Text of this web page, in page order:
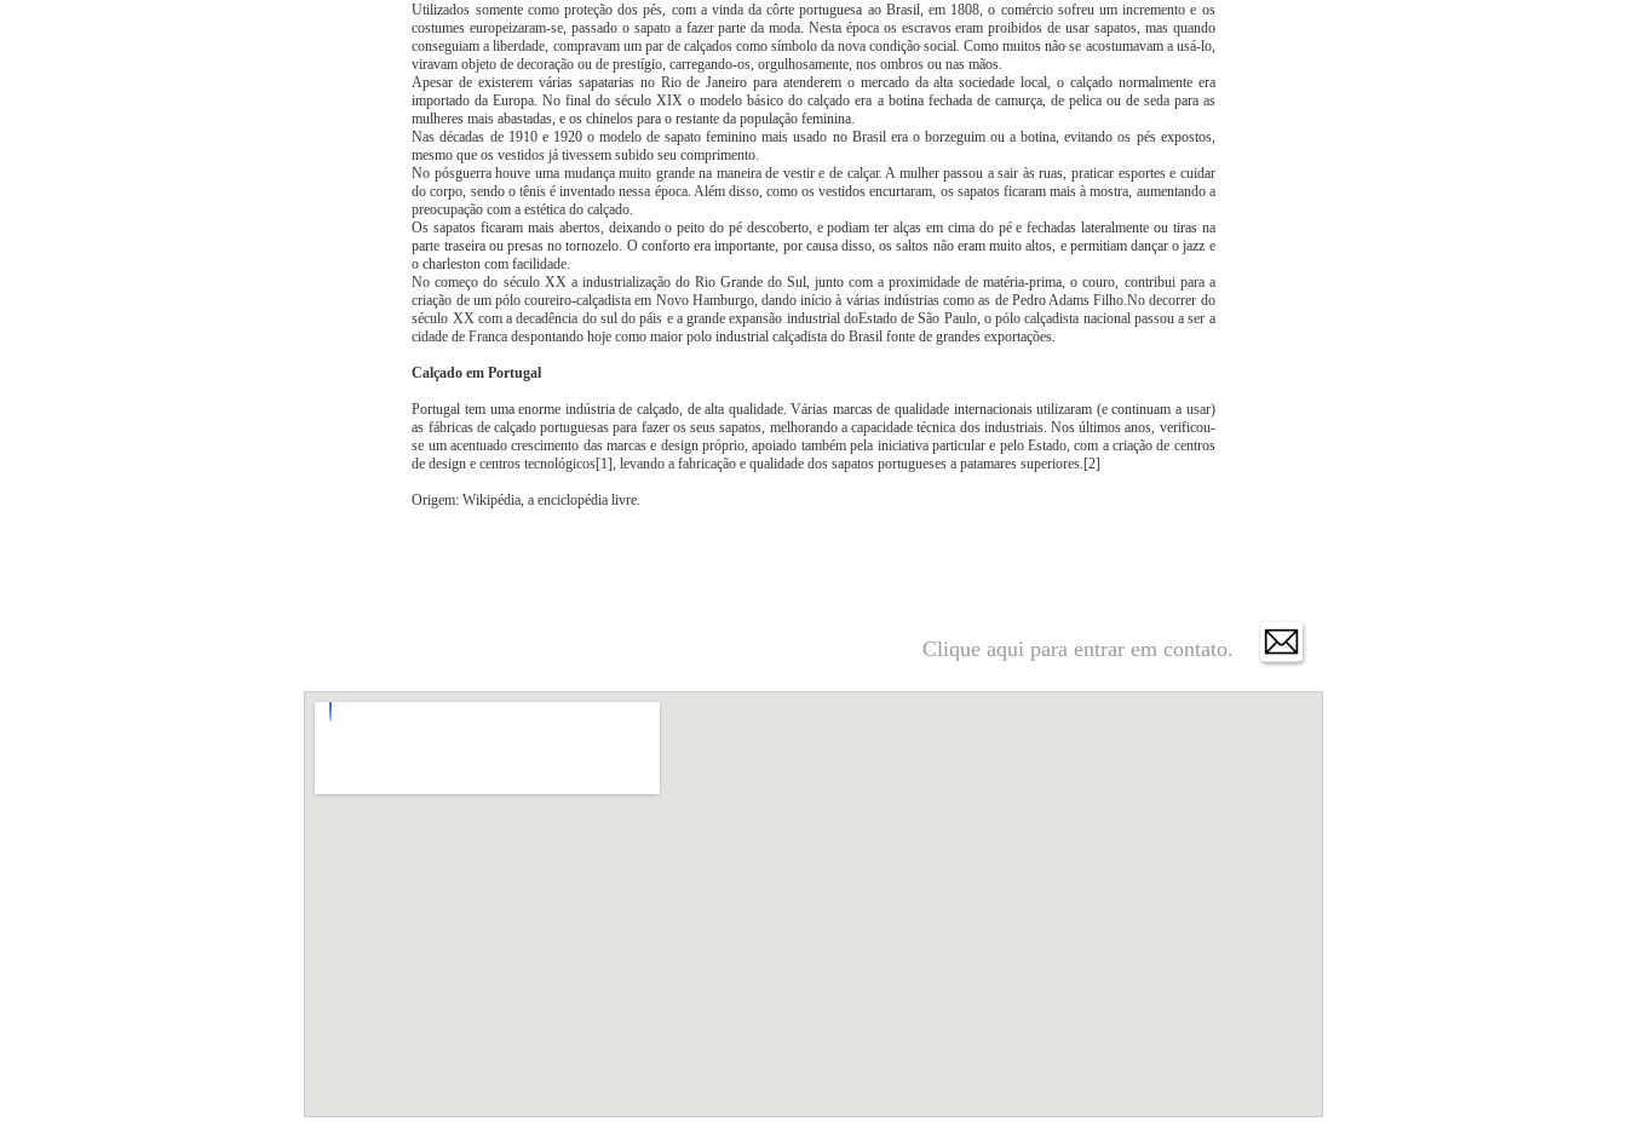
Utilizados somente como proteção dos pés, com a vinda da côrte portuguesa ao Brasil, em 1808, o comércio sofreu um incremento e os
costumes europeizaram-se, passado o sapato a fazer parte da moda. Nesta época os escravos eram proibidos de usar sapatos, mas quando
conseguiam a liberdade, compravam um par de calçados como símbolo da nova condição social. Como muitos não se acostumavam a usá-lo,
viravam objeto de decoração ou de prestígio, carregando-os, orgulhosamente, nos ombros ou nas mãos.
Apesar de existerem várias sapatarias no Rio de Janeiro para atenderem o mercado da alta sociedade local, o calçado normalmente era
importado da Europa. No final do século XIX o modelo básico do calçado era a botina fechada de camurça, de pelica ou de seda para as
mulheres mais abastadas, e os chinelos para o restante da população feminina.
Nas décadas de 1910 e 1920 o modelo de sapato feminino mais usado no Brasil era o borzeguim ou a botina, evitando os pés expostos,
mesmo que os vestidos já tivessem subido seu comprimento.
No pósguerra houve uma mudança muito grande na maneira de vestir e de calçar. A mulher passou a sair às ruas, praticar esportes e cuidar
do corpo, sendo o tênis é inventado nessa época. Além disso, como os vestidos encurtaram, os sapatos ficaram mais à mostra, aumentando a
preocupação com a estética do calçado.
Os sapatos ficaram mais abertos, deixando o peito do pé descoberto, e podiam ter alças em cima do pé e fechadas lateralmente ou tiras na
parte traseira ou presas no tornozelo. O conforto era importante, por causa disso, os saltos não eram muito altos, e permitiam dançar o jazz e
o charleston com facilidade.
No começo do século XX a industrialização do Rio Grande do Sul, junto com a proximidade de matéria-prima, o couro, contribui para a
criação de um pólo coureiro-calçadista em Novo Hamburgo, dando início à várias indústrias como as de Pedro Adams Filho.No decorrer do
século XX com a decadência do sul do páis e a grande expansão industrial doEstado de São Paulo, o pólo calçadista nacional passou a ser a
cidade de Franca despontando hoje como maior polo industrial calçadista do Brasil fonte de grandes exportações.
Calçado em Portugal
Portugal tem uma enorme indústria de calçado, de alta qualidade. Várias marcas de qualidade internacionais utilizaram (e continuam a usar)
as fábricas de calçado portuguesas para fazer os seus sapatos, melhorando a capacidade técnica dos industriais. Nos últimos anos, verificou-
se um acentuado crescimento das marcas e design próprio, apoiado também pela iniciativa particular e pelo Estado, com a criação de centros
de design e centros tecnológicos[1], levando a fabricação e qualidade dos sapatos portugueses a patamares superiores.[2]
Origem: Wikipédia, a enciclopédia livre.
Clique aqui para entrar em contato.